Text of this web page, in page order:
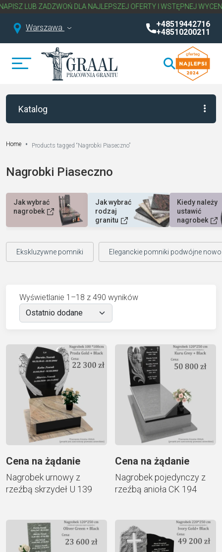
ZADZWOŃ DLA NAJLEPSZEJ OFERTY I WSTĘPNEJ WYCENY
Warszawa
+48519442716
+48510200211
Katalog
Home Products tagged “Nagrobki Piaseczno”
Nagrobki Piaseczno
Jak wybrać
nagrobek
Jak wybrać
rodzaj
granitu
Kiedy należy
ustawić
nagrobek
Ekskluzywne pomniki Eleganckie pomniki podwójne
Wyświetlanie 1–18 z 490 wyników
Cena na żądanie
Nagrobek urnowy z
rzeźbą skrzydeł U 139
Cena na żądanie
Nagrobek pojedynczy z
rzeźbą anioła CK 194